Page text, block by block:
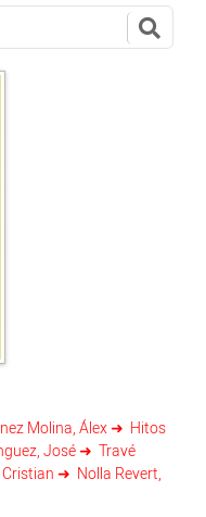
Molina, Álex
Hitos
José
Travé
Nolla Revert,